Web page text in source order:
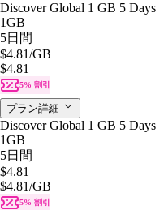
Discover Global 1 GB 5 Days
1GB
5日間
$4.81/GB
$4.81
5% 割引
プラン詳細
Discover Global 1 GB 5 Days
1GB
5日間
$4.81
$4.81/GB
5% 割引